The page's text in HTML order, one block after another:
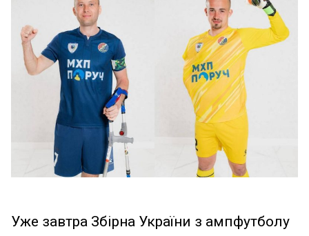
Уже завтра Збірна України з ампфутболу